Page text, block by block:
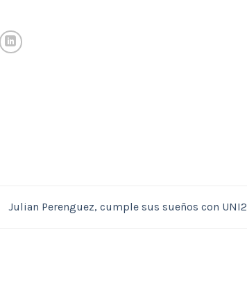
Julian Perenguez, cumple sus sueños con UNI2